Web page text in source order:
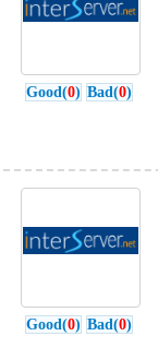
Good(0) Bad(0)
Good(0) Bad(0)